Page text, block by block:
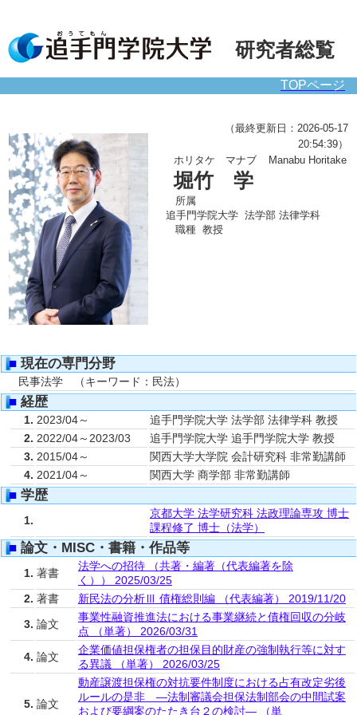
研究者総覧
TOPページ
（最終更新日：2026-05-17
20:54:39）
ホリタケ マナブ
Manabu Horitake
堀竹 学
所属
追手門学院大学 法学部 法律学科
職種 教授
■ 現在の専門分野
民事法学 （キーワード：民法）
■ 経歴
1. 2023/04～
追手門学院大学 法学部 法律学科 教授
2. 2022/04～2023/03
追手門学院大学 追手門学院大学 教授
3. 2015/04～
関西大学大学院 会計研究科 非常勤講師
4. 2021/04～ 関西大学 商学部 非常勤講師
■ 学歴
1.
京都大学 法学研究科 法政理論専攻 博士
課程修了 博士（法学）
■ 論文・MISC・書籍・作品等
1. 著書
法学への招待 （共著・編著（代表編著を除
く）） 2025/03/25
2. 著書 新民法の分析Ⅲ 債権総則編 （代表編著） 2019/11/20
3. 論文
事業性融資推進法における事業継続と債権回収の分岐
点 （単著） 2026/03/31
4. 論文
企業価値担保権者の担保目的財産の強制執行等に対す
る異議 （単著） 2026/03/25
5. 論文
動産譲渡担保権の対抗要件制度における占有改定劣後
ルールの是非 ―法制審議会担保法制部会の中間試案
および要綱案のたたき台２の検討― （単